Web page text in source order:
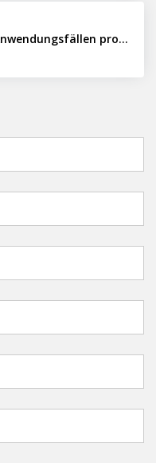
Künstliche Intelligenz in EAM-Anwendungsfällen professionell nutzen